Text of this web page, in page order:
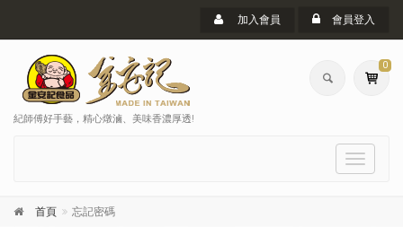
加入會員 會員登入
0
紀師傅好手藝，精心燉滷、美味香濃厚透!
選
首頁 忘記密碼